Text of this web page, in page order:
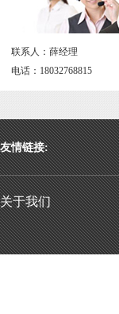
联系人：薛经理
电话：18032768815
友情链接:
关于我们